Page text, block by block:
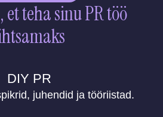
et teha sinu PR töö
DIY PR
juhendid ja tööriistad.